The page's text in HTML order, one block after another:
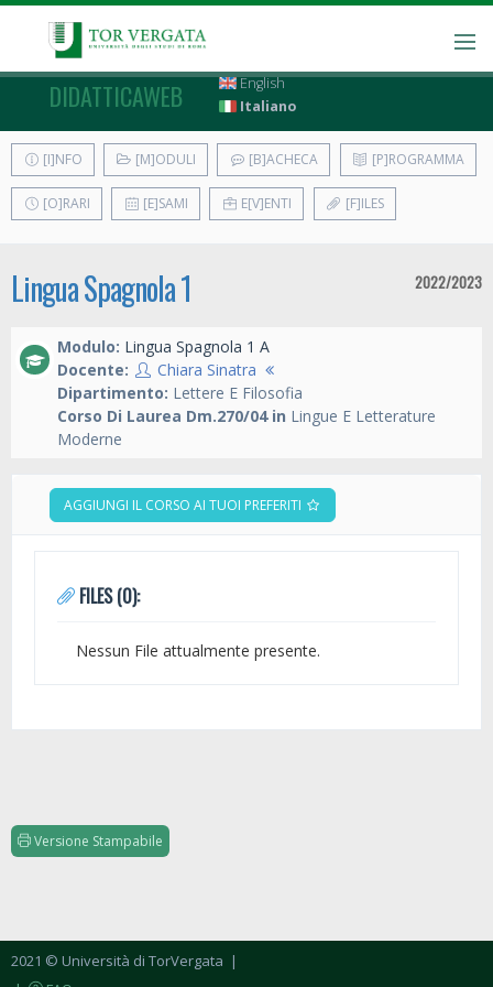
DIDATTICAWEB
English
Italiano
[I]NFO [M]ODULI [B]ACHECA [P]ROGRAMMA
[O]RARI [E]SAMI E[V]ENTI [F]ILES
Lingua Spagnola 1 2022/2023
Modulo: Lingua Spagnola 1 A
Docente:
Chiara Sinatra
Dipartimento: Lettere E Filosofia
Corso Di Laurea Dm.270/04 in Lingue E Letterature
Moderne
AGGIUNGI IL CORSO AI TUOI PREFERITI
FILES (0):
Nessun File attualmente presente.
Versione Stampabile
2021 © Università di TorVergata |